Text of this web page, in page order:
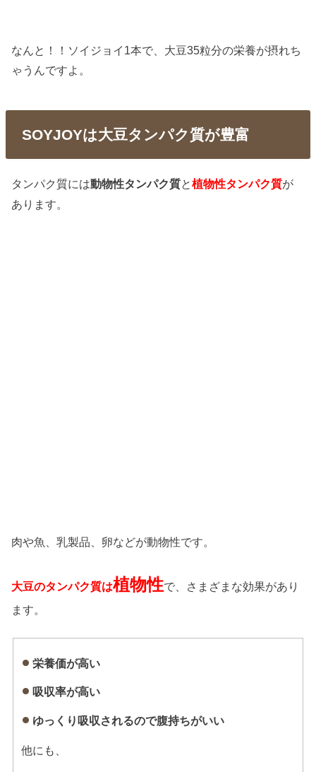
なんと！！ソイジョイ1本で、大豆35粒分の栄養が摂れち
ゃうんですよ。
SOYJOYは大豆タンパク質が豊富
タンパク質には動物性タンパク質と植物性タンパク質が
あります。
肉や魚、乳製品、卵などが動物性です。
大豆のタンパク質は植物性で、さまざまな効果があり
ます。
栄養価が高い
吸収率が高い
ゆっくり吸収されるので腹持ちがいい
他にも、